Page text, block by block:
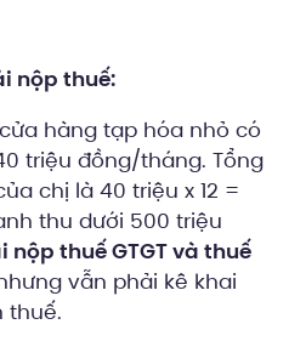
nộp thuế:
hàng tạp hóa nhỏ có
triệu đồng/tháng. Tổng
chị là 40 triệu x 12 =
thu dưới 500 triệu
nộp thuế GTGT và thuế
vẫn phải kê khai
thuế.